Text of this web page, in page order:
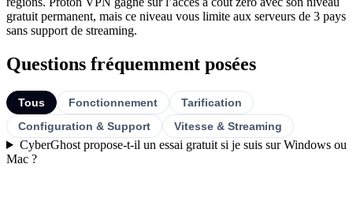
gratuit permanent, mais ce niveau vous limite aux serveurs de 3 pays
sans support de streaming.
Questions fréquemment posées
Tous Fonctionnement
Tarification
Configuration & Support
Vitesse & Streaming
CyberGhost propose-t-il un essai gratuit si je suis sur Windows ou
Mac ?